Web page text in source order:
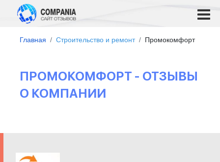
Главная Строительство и ремонт Промокомфорт
ПРОМОКОМФОРТ - ОТЗЫВЫ
О КОМПАНИИ